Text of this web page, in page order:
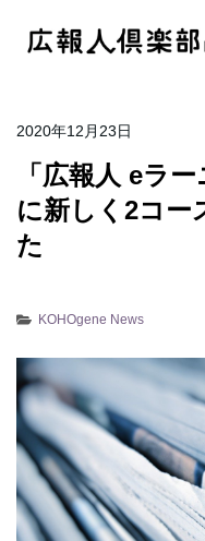
2020年12月23日
「広報人 eラ
に新しく2コー
た
KOHOgene News